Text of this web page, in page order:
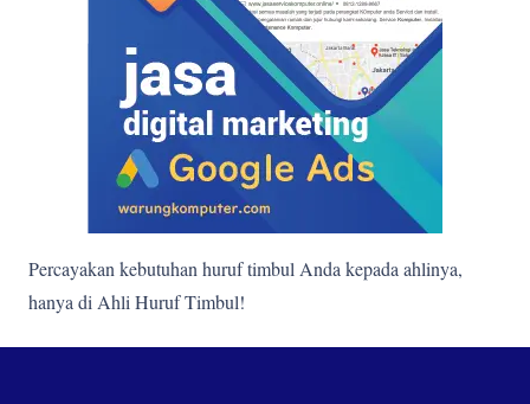
Percayakan kebutuhan huruf timbul Anda kepada ahlinya,
hanya di Ahli Huruf Timbul!